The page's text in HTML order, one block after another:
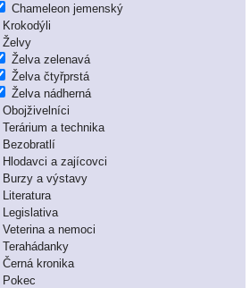
Chameleon jemenský
Krokodýli
Želvy
Želva zelenavá
Želva čtyřprstá
Želva nádherná
Obojživelníci
Terárium a technika
Bezobratlí
Hlodavci a zajícovci
Burzy a výstavy
Literatura
Legislativa
Veterina a nemoci
Terahádanky
Černá kronika
Pokec